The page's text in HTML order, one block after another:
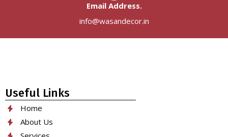
Email Address.
info@wasandecor.in
Useful Links
Home
About Us